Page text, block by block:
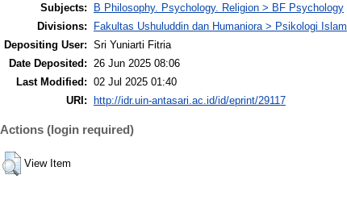
Subjects:
B Philosophy. Psychology. Religion > BF Psychology
Divisions:
Fakultas Ushuluddin dan Humaniora > Psikologi Islam
Depositing User: Sri Yuniarti Fitria
Date Deposited:
26 Jun 2025 08:06
Last Modified: 02 Jul 2025 01:40
URI: http://idr.uin-antasari.ac.id/id/eprint/29117
Actions (login required)
View Item